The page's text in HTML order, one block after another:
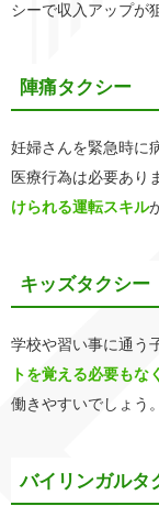
シーで収入アップが
陣痛タクシー
妊婦さんを緊急時に
医療行為は必要あり
けられる運転スキル
キッズタクシー
学校や習い事に通う
トを覚える必要もな
働きやすいでしょう。
バイリンガルタ